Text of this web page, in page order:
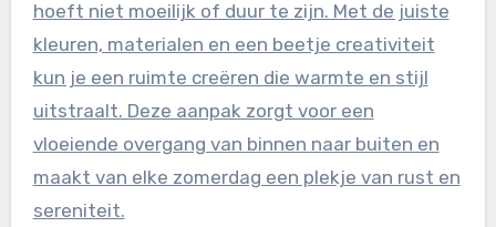
hoeft niet moeilijk of duur te zijn. Met de juiste
kleuren, materialen en een beetje creativiteit
kun je een ruimte creëren die warmte en stijl
uitstraalt. Deze aanpak zorgt voor een
vloeiende overgang van binnen naar buiten en
maakt van elke zomerdag een plekje van rust en
sereniteit.